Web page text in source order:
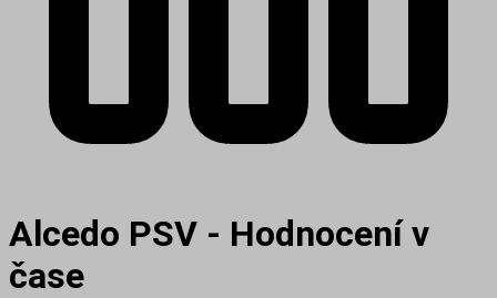
Alcedo PSV - Hodnocení v
čase